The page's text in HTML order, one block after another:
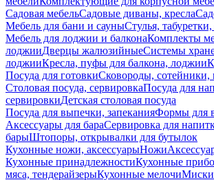
Садовая мебельСадовые диваны, кресла
Мебель для бани и сауныСтулья,
Мебель для лоджии и балконаКомплекты
лоджииДверцы жалюзийныеСистемы
лоджииКресла, пуфы для балкона, лоджии
Посуда для готовкиСковороды, сотейники,
Столовая посуда, сервировкаПосуда для
сервировкиДетская столовая посуда
Посуда для выпечки, запеканияФормы для
Аксессуары для бараСервировка для
барыШтопоры, открывалки для бутылок
Кухонные ножи, аксессуарыНожи
Кухонные принадлежностиКухонные
мяса, тендерайзерыКухонные мелочиМиски